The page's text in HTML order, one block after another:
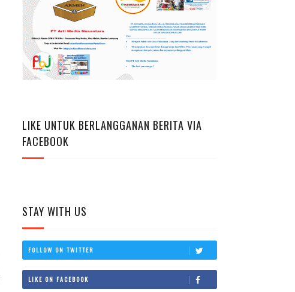
LIKE UNTUK BERLANGGANAN BERITA VIA
FACEBOOK
STAY WITH US
FOLLOW ON TWITTER
LIKE ON FACEBOOK